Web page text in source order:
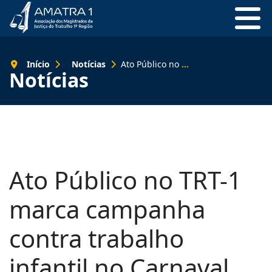
Notícias
Início Notícias Ato Público no TRT-1 marca campanha contra trabalho infantil no Carnaval
Ato Público no TRT-1
marca campanha
contra trabalho